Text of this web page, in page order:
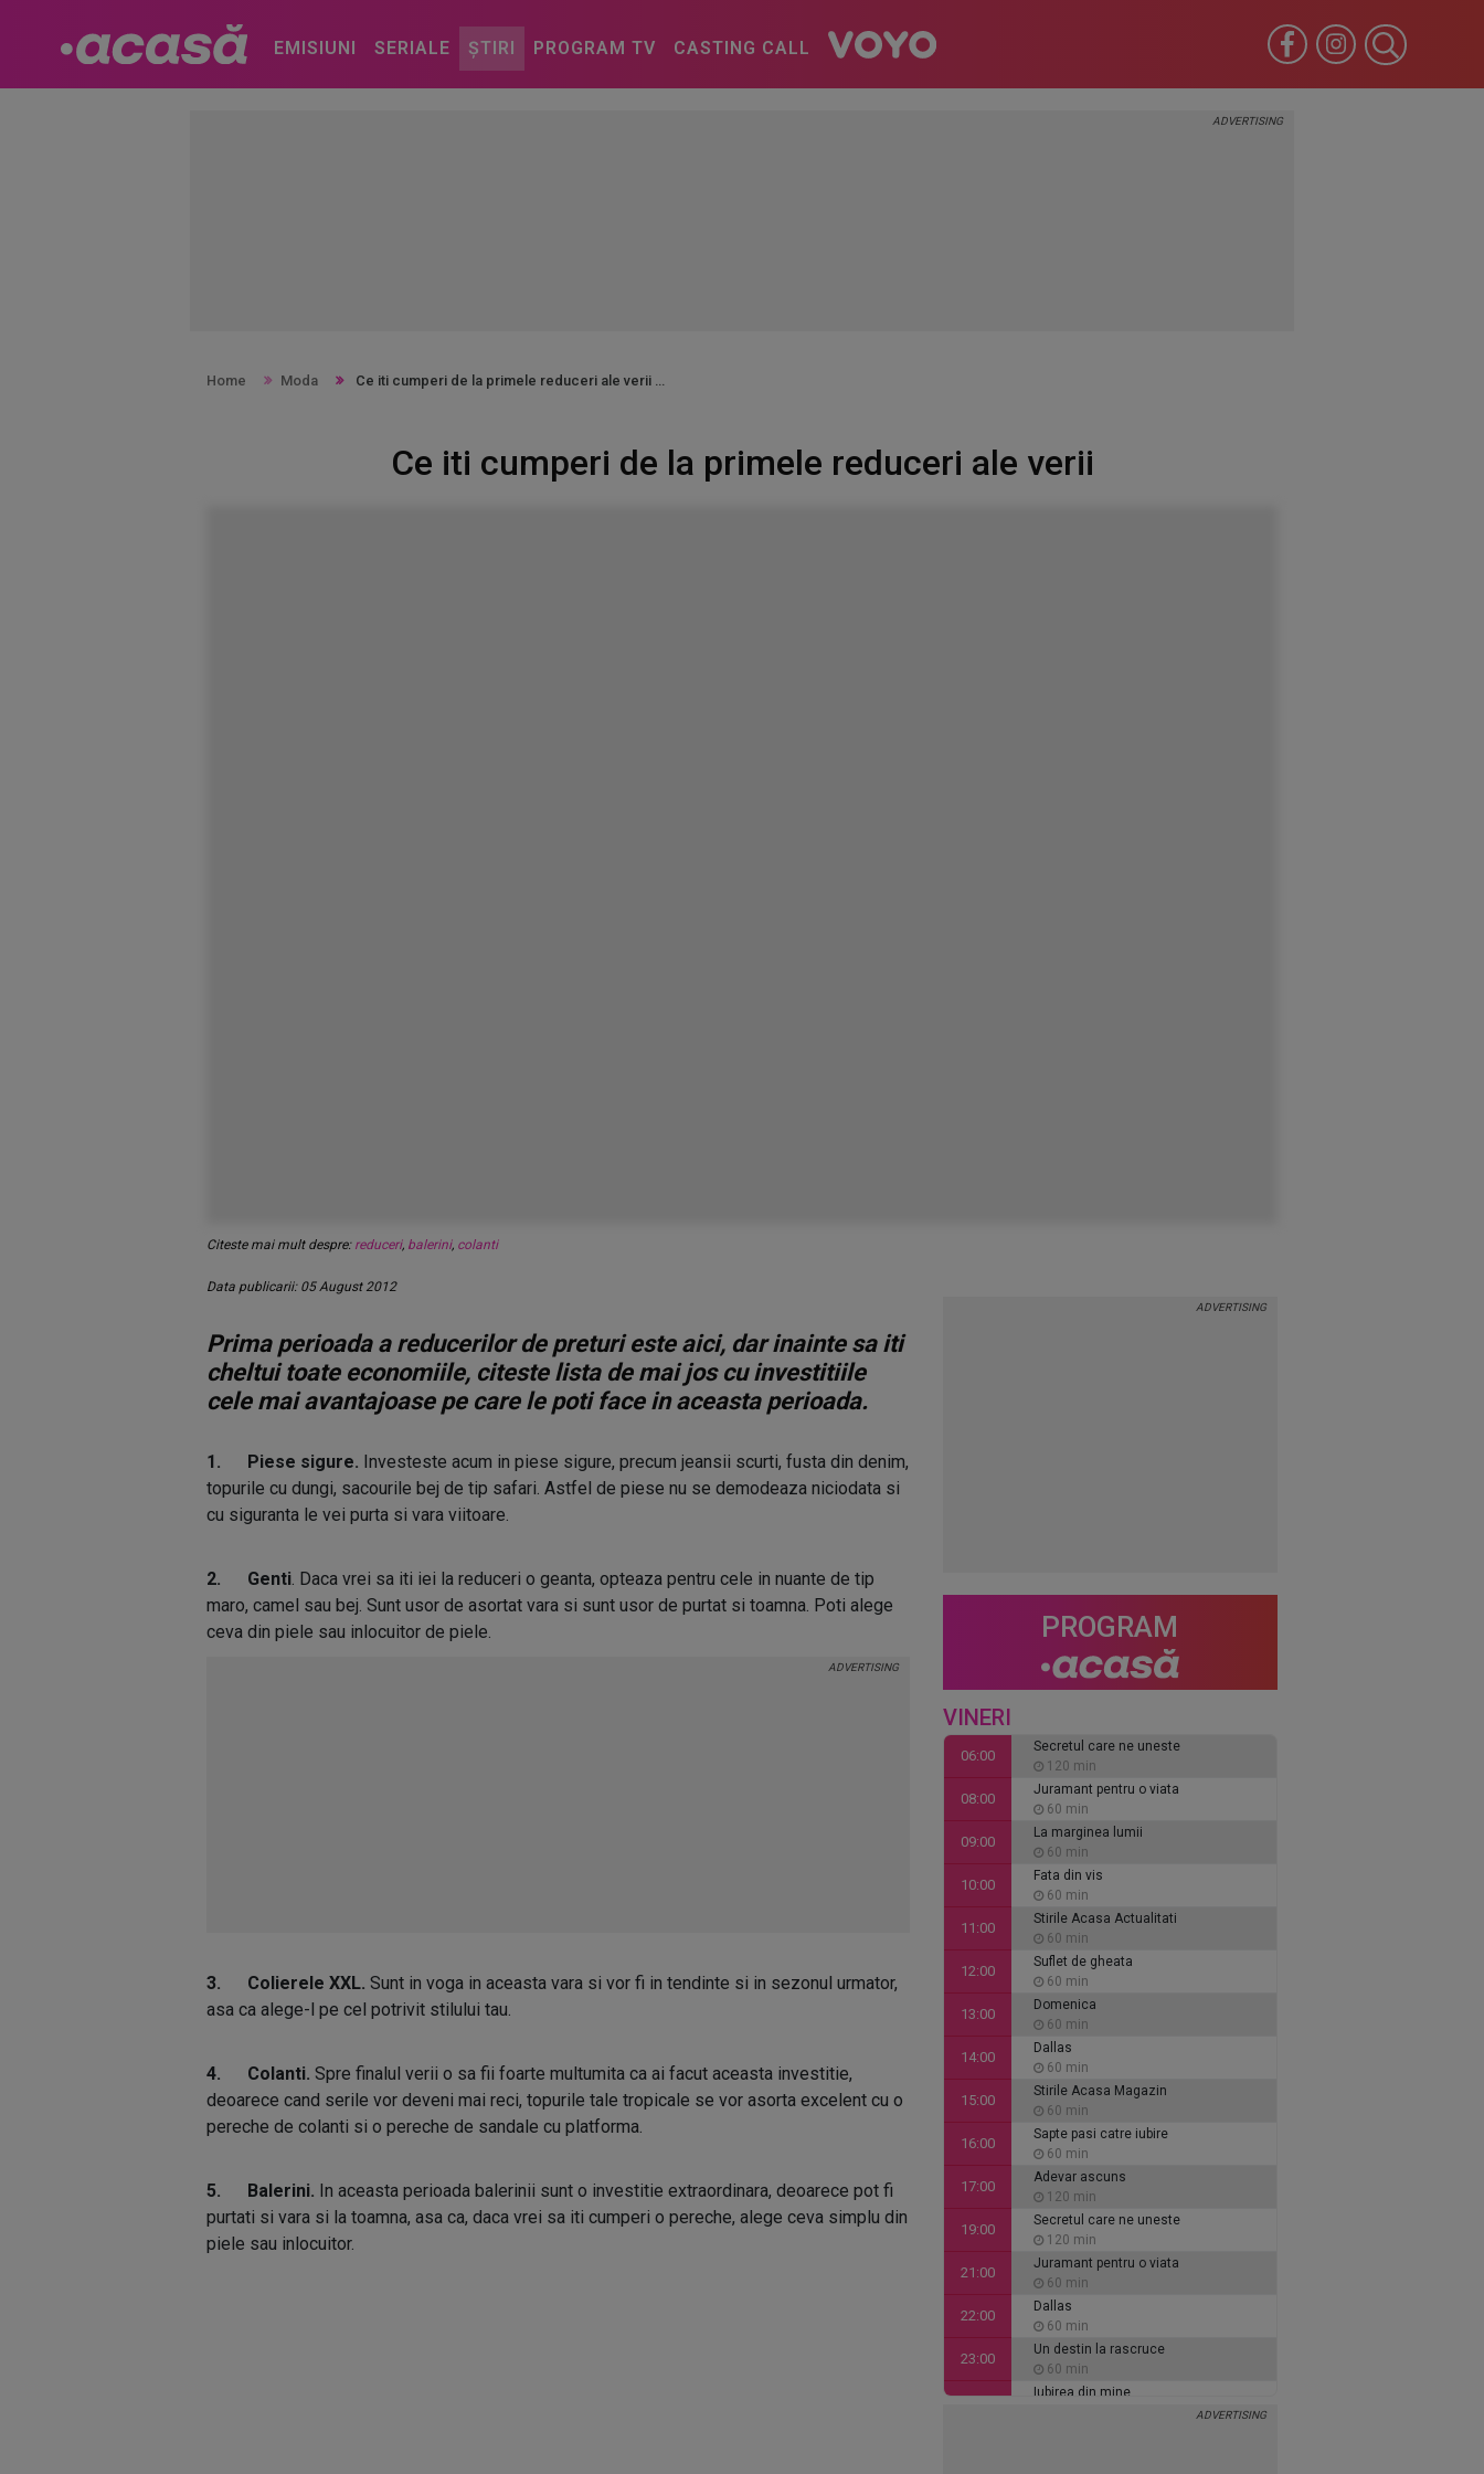
EMISIUNI SERIALE ȘTIRI PROGRAM TV CASTING CALL
Home Moda Ce iti cumperi de la primele reduceri ale verii
Ce iti cumperi de la primele reduceri ale verii
Citeste mai mult despre: reduceri, balerini, colanti
Data publicarii: 05 August 2012
Prima perioada a reducerilor de preturi este aici, dar inainte sa iti
cheltui toate economiile, citeste lista de mai jos cu investitiile
cele mai avantajoase pe care le poti face in aceasta perioada.
1. Piese sigure. Investeste acum in piese sigure, precum jeansii scurti, fusta din denim,
topurile cu dungi, sacourile bej de tip safari. Astfel de piese nu se demodeaza niciodata si
cu siguranta le vei purta si vara viitoare.
2. Genti. Daca vrei sa iti iei la reduceri o geanta, opteaza pentru cele in nuante de tip
maro, camel sau bej. Sunt usor de asortat vara si sunt usor de purtat si toamna. Poti alege
ceva din piele sau inlocuitor de piele.
3. Colierele XXL. Sunt in voga in aceasta vara si vor fi in tendinte si in sezonul urmator,
asa ca alege-l pe cel potrivit stilului tau.
4. Colanti. Spre finalul verii o sa fii foarte multumita ca ai facut aceasta investitie,
deoarece cand serile vor deveni mai reci, topurile tale tropicale se vor asorta excelent cu o
pereche de colanti si o pereche de sandale cu platforma.
5. Balerini. In aceasta perioada balerinii sunt o investitie extraordinara, deoarece pot fi
purtati si vara si la toamna, asa ca, daca vrei sa iti cumperi o pereche, alege ceva simplu din
piele sau inlocuitor.
PROGRAM
VINERI
06:00
Secretul care ne uneste
120 min
08:00
Juramant pentru o viata
60 min
09:00
La marginea lumii
60 min
10:00
Fata din vis
60 min
11:00
Stirile Acasa Actualitati
60 min
12:00
Suflet de gheata
60 min
13:00
Domenica
60 min
14:00
Dallas
60 min
15:00
Stirile Acasa Magazin
60 min
16:00
Sapte pasi catre iubire
60 min
17:00
Adevar ascuns
120 min
19:00
Secretul care ne uneste
120 min
21:00
Juramant pentru o viata
60 min
22:00
Dallas
60 min
23:00
Un destin la rascruce
60 min
Iubirea din mine